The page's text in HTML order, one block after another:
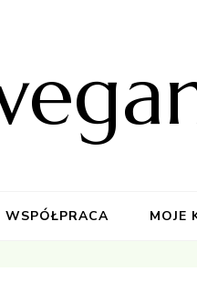
WSPÓŁPRACA MOJE